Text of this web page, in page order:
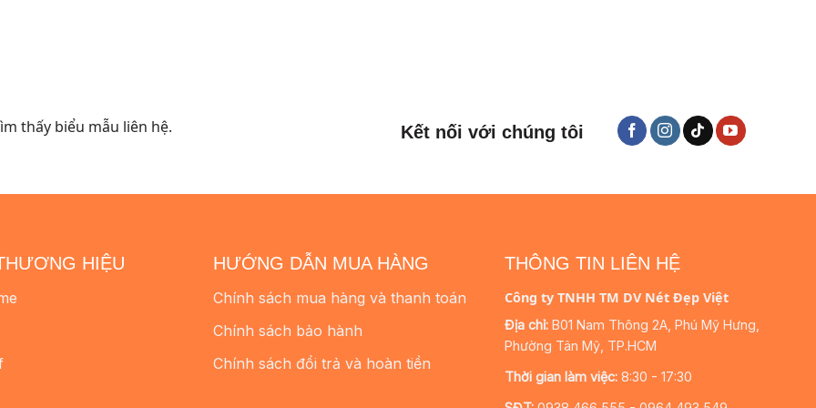
thấy biểu mẫu liên hệ. Kết nối với chúng tôi
HIỆU HƯỚNG DẪN MUA HÀNG
Chính sách mua hàng và thanh toán
Chính sách bảo hành
Chính sách đổi trả và hoàn tiền
THÔNG TIN LIÊN HỆ
Công ty TNHH TM DV Nét Đẹp Việt
Địa chỉ:B01 Nam Thông 2A, Phú Mỹ Hưng,
Phường Tân Mỹ, TP.HCM
Thời gian làm việc: 8:30 - 17:30